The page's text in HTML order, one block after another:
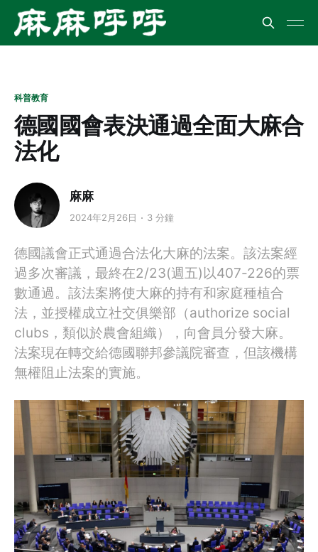
科普教育
德國國會表決通過全面大麻合
法化
麻麻
2024年2月26日 3 分鐘
德國議會正式通過合法化大麻的法案。該法案經
過多次審議，最終在2/23(週五)以407-226的票
數通過。該法案將使大麻的持有和家庭種植合
法，並授權成立社交俱樂部（authorize social
clubs，類似於農會組織），向會員分發大麻。
法案現在轉交給德國聯邦參議院審查，但該機構
無權阻止法案的實施。